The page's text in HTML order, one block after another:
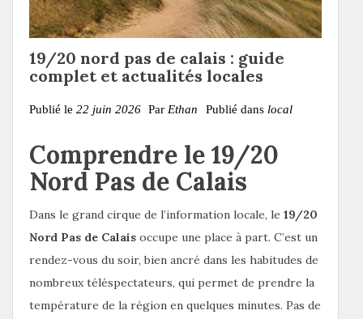
19/20 nord pas de calais : guide
complet et actualités locales
Publié le 22 juin 2026 Par Ethan Publié dans local
Comprendre le 19/20
Nord Pas de Calais
Dans le grand cirque de l’information locale, le 19/20
Nord Pas de Calais occupe une place à part. C’est un
rendez-vous du soir, bien ancré dans les habitudes de
nombreux téléspectateurs, qui permet de prendre la
température de la région en quelques minutes. Pas de